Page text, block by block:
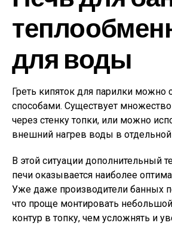
для воды
Греть кипяток для парилки
способами. Существует
через стенку топки, или можно
внешний нагрев воды в отдельной
В этой ситуации дополнительный
печи оказывается наиболее
Уже даже производители банных
что проще монтировать
контур в топку, чем усложнять и